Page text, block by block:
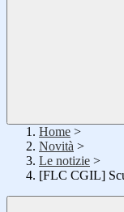
Home >
Novità >
Le notizie >
[FLC CGIL]